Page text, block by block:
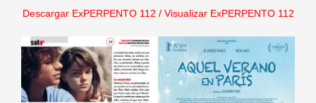
Descargar ExPERPENTO 112 / Visualizar ExPERPENTO 112